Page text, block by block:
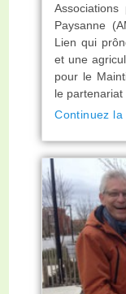
Associations
Paysanne
Lien qui
et une
pour le
le partenariat
Continuez la